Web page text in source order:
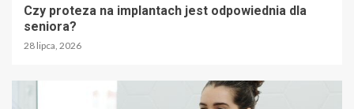
Czy proteza na implantach jest odpowiednia dla
seniora?
28 lipca, 2026